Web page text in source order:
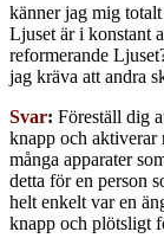
känner jag mig
Ljuset är i konstant
reformerande
jag kräva att andra
Svar: Föreställ dig
knapp och aktiverar
många apparater
detta för en person
helt enkelt var en
knapp och plötsligt